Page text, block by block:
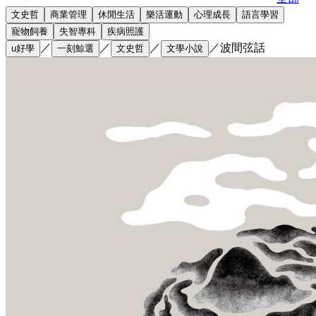
文史哲 商業管理 休閒生活 樂活運動 心理成長
語言學習
寵物飼養
失智專科
疾病照護
u好學
／ 一刻鯨選 ／ 文史哲 ／ 文學小說 ／波間弦話